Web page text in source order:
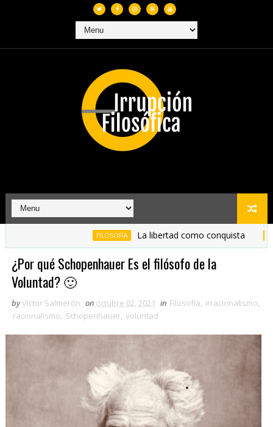
La libertad como conquista FILOSOFÍA
¿Por qué Schopenhauer Es el filósofo de la
Voluntad? 🙂
byVíctor Salmerón on octubre 02, 2021 in Filosofía, irracionalismo,
racionalismo, Schopenhauer, voluntad